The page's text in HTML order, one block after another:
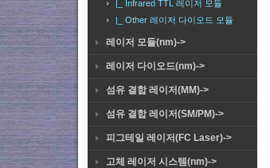
|_ Infrared TTL 레이저 모듈
|_ Other 레이저 다이오드 모듈
레이저 모듈(nm)->
레이저 다이오드(nm)->
섬유 결합 레이저(MM)->
섬유 결합 레이저(SM/PM)->
피그테일 레이저(FC Laser)->
고체 레이저 시스템(nm)->